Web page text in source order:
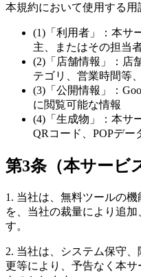
本規約において使用する用
(1)「利用者」：本サ
主、またはその担当
(2)「店舗情報」：店
テゴリ、営業時間等
(3)「公開情報」：
に閲覧可能な情報
(4)「生成物」：本サ
QRコード、POPデ
第3条（本サービ
1. 当社は、無料ツールの
を、当社の裁量により追
す。
2. 当社は、システム保守
更等により、予告なく本